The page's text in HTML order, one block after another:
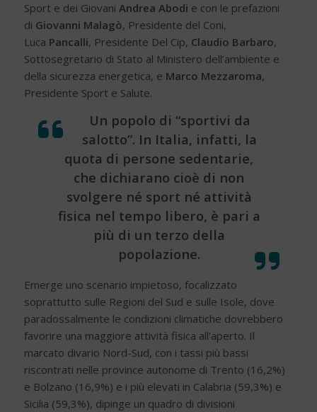
Sport e dei Giovani Andrea Abodi e con le prefazioni
di Giovanni Malagò, Presidente del Coni,
Luca Pancalli, Presidente Del Cip, Claudio Barbaro,
Sottosegretario di Stato al Ministero dell’ambiente e
della sicurezza energetica, e Marco Mezzaroma,
Presidente Sport e Salute.
Un popolo di “sportivi da
salotto”. In Italia, infatti, la
quota di persone sedentarie,
che dichiarano cioè di non
svolgere né sport né attività
fisica nel tempo libero, è pari a
più di un terzo della
popolazione.
Emerge uno scenario impietoso, focalizzato
soprattutto sulle Regioni del Sud e sulle Isole, dove
paradossalmente le condizioni climatiche dovrebbero
favorire una maggiore attività fisica all’aperto. Il
marcato divario Nord-Sud, con i tassi più bassi
riscontrati nelle province autonome di Trento (16,2%)
e Bolzano (16,9%) e i più elevati in Calabria (59,3%) e
Sicilia (59,3%), dipinge un quadro di divisioni